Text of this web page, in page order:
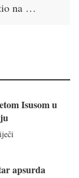
na …
Isusom u
apsurda